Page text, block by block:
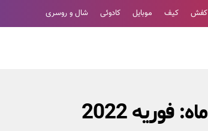
کفش کیف موبایل کادوئی شال و روسری
ماه:فوریه 2022